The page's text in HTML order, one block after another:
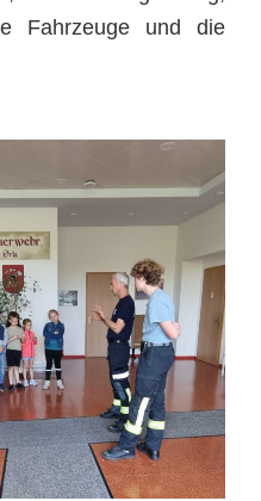
Fahrzeuge und die